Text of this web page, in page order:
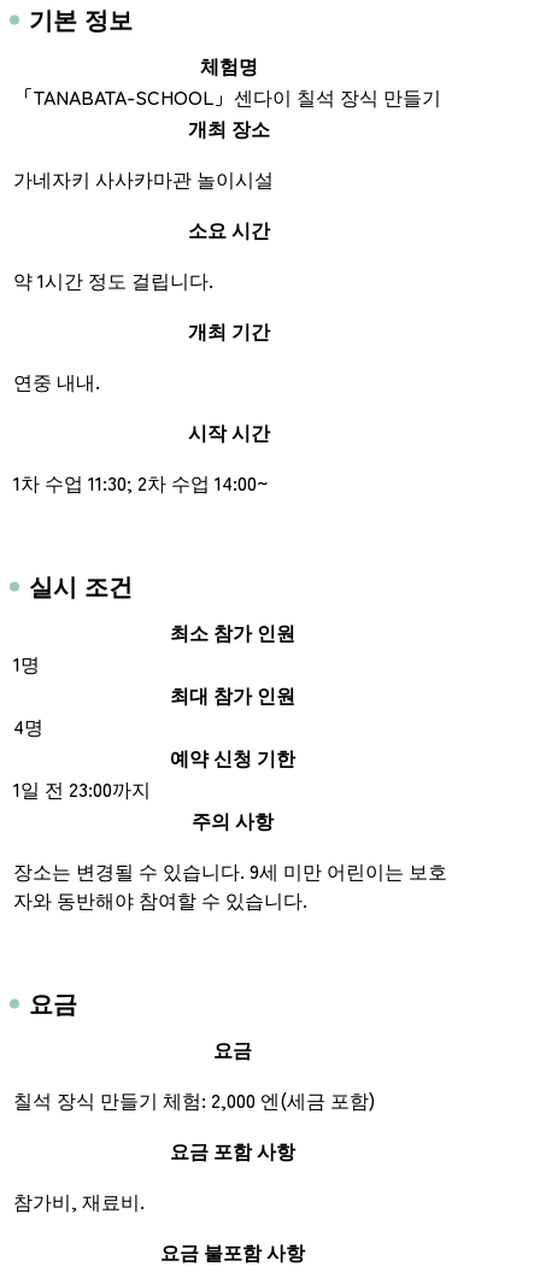
기본 정보
체험명
「TANABATA-SCHOOL」센다이 칠석 장식 만들기
개최 장소
가네자키 사사카마관 놀이시설
소요 시간
약 1시간 정도 걸립니다.
개최 기간
연중 내내.
시작 시간
1차 수업 11:30; 2차 수업 14:00~
실시 조건
최소 참가 인원
1명
최대 참가 인원
4명
예약 신청 기한
1일 전 23:00까지
주의 사항
장소는 변경될 수 있습니다. 9세 미만 어린이는 보호
자와 동반해야 참여할 수 있습니다.
요금
요금
칠석 장식 만들기 체험: 2,000 엔(세금 포함)
요금 포함 사항
참가비, 재료비.
요금 불포함 사항